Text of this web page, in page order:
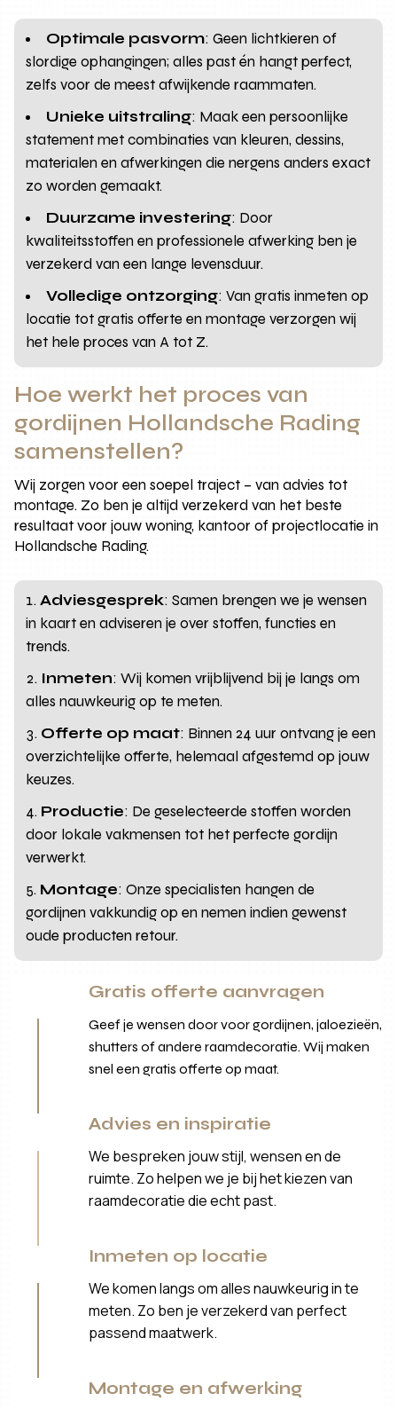
Optimale pasvorm: Geen lichtkieren of
slordige ophangingen; alles past én hangt perfect,
zelfs voor de meest afwijkende raammaten.
Unieke uitstraling: Maak een persoonlijke
statement met combinaties van kleuren, dessins,
materialen en afwerkingen die nergens anders exact
zo worden gemaakt.
Duurzame investering: Door
kwaliteitsstoffen en professionele afwerking ben je
verzekerd van een lange levensduur.
Volledige ontzorging: Van gratis inmeten op
locatie tot gratis offerte en montage verzorgen wij
het hele proces van A tot Z.
Hoe werkt het proces van
gordijnen Hollandsche Rading
samenstellen?
Wij zorgen voor een soepel traject – van advies tot
montage. Zo ben je altijd verzekerd van het beste
resultaat voor jouw woning, kantoor of projectlocatie in
Hollandsche Rading.
Adviesgesprek: Samen brengen we je wensen
in kaart en adviseren je over stoffen, functies en
trends.
Inmeten: Wij komen vrijblijvend bij je langs om
alles nauwkeurig op te meten.
Offerte op maat: Binnen 24 uur ontvang je een
overzichtelijke offerte, helemaal afgestemd op jouw
keuzes.
Productie: De geselecteerde stoffen worden
door lokale vakmensen tot het perfecte gordijn
verwerkt.
Montage: Onze specialisten hangen de
gordijnen vakkundig op en nemen indien gewenst
oude producten retour.
Gratis offerte aanvragen
Geef je wensen door voor gordijnen, jaloezieën,
shutters of andere raamdecoratie. Wij maken
snel een gratis offerte op maat.
Advies en inspiratie
We bespreken jouw stijl, wensen en de
ruimte. Zo helpen we je bij het kiezen van
raamdecoratie die echt past.
Inmeten op locatie
We komen langs om alles nauwkeurig in te
meten. Zo ben je verzekerd van perfect
passend maatwerk.
Montage en afwerking